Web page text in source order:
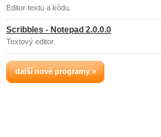
Editor textu a kódu.
Scribbles - Notepad 2.0.0.0
Textový editor.
další nové programy »